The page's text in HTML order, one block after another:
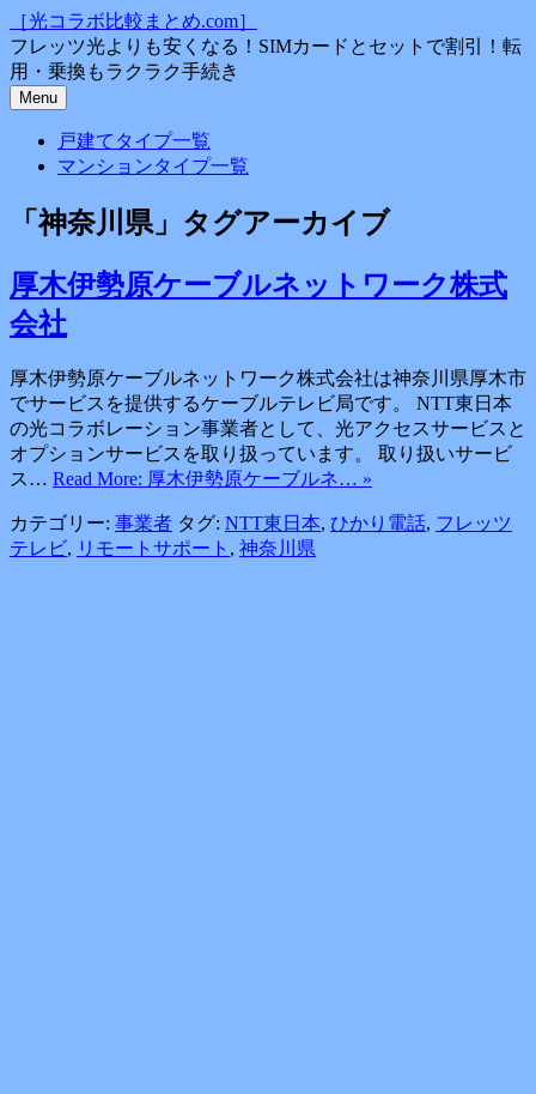
コ
ン
テ
ン
ッ
［光コラボ比較まとめ.com］
フレッツ光よりも安くなる！SIMカードとセットで割引！転
用・乗換もラクラク手続き
Menu
戸建てタイプ一覧
マンションタイプ一覧
「神奈川県」タグアーカイブ
厚木伊勢原ケーブルネットワーク株式
会社
厚木伊勢原ケーブルネットワーク株式会社は神奈川県厚木市
でサービスを提供するケーブルテレビ局です。 NTT東日本
の光コラボレーション事業者として、光アクセスサービスと
オプションサービスを取り扱っています。 取り扱いサービ
ス… Read More: 厚木伊勢原ケーブルネ… »
カテゴリー: 事業者 タグ: NTT東日本, ひかり電話, フレッツ
テレビ, リモートサポート , 神奈川県